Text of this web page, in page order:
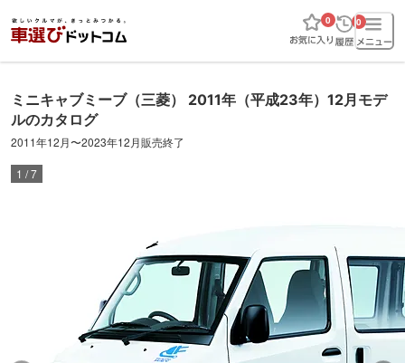
0 0
ミニキャブミーブ（三菱） 2011年（平成23年）12月 モデ
ルのカタログ
2011年12月〜2023年12月販売終了
1 /7